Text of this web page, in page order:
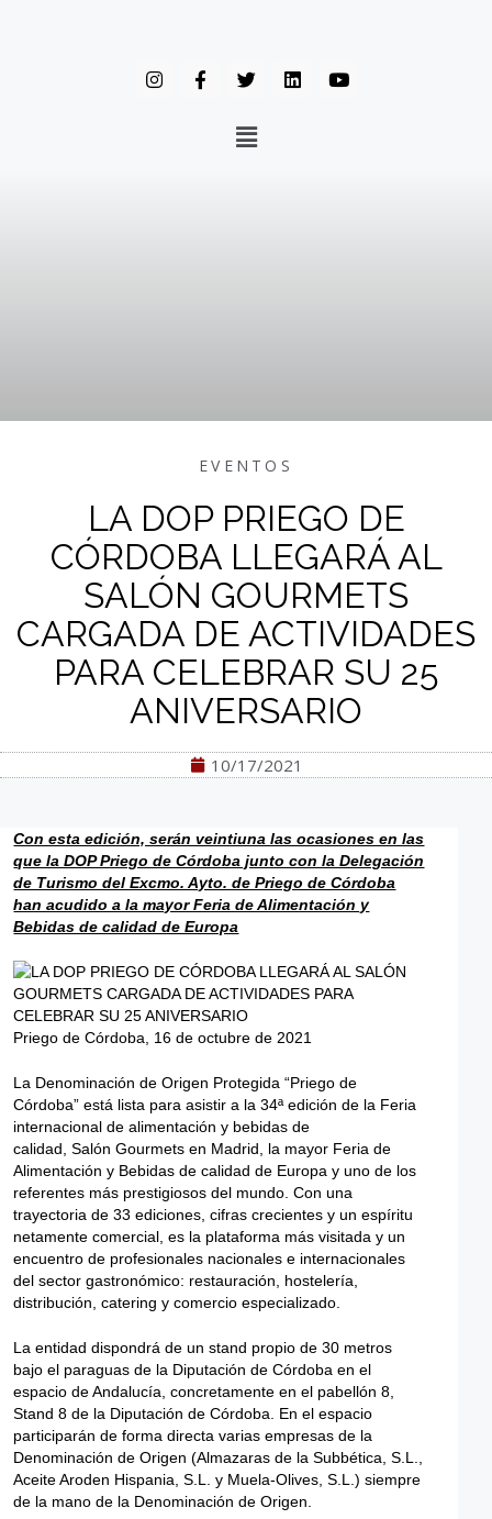
EVENTOS
LA DOP PRIEGO DE
CÓRDOBA LLEGARÁ AL
SALÓN GOURMETS
CARGADA DE ACTIVIDADES
PARA CELEBRAR SU 25
ANIVERSARIO
10/17/2021
Con esta edición, serán veintiuna las ocasiones en las
que la DOP Priego de Córdoba junto con la Delegación
de Turismo del Excmo. Ayto. de Priego de Córdoba
han acudido a la mayor Feria de Alimentación y
Bebidas de calidad de Europa
Priego de Córdoba, 16 de octubre de 2021
La Denominación de Origen Protegida “Priego de
Córdoba” está lista para asistir a la 34ª edición de la Feria
internacional de alimentación y bebidas de
calidad, Salón Gourmets en Madrid, la mayor Feria de
Alimentación y Bebidas de calidad de Europa y uno de los
referentes más prestigiosos del mundo. Con una
trayectoria de 33 ediciones, cifras crecientes y un espíritu
netamente comercial, es la plataforma más visitada y un
encuentro de profesionales nacionales e internacionales
del sector gastronómico: restauración, hostelería,
distribución, catering y comercio especializado.
La entidad dispondrá de un stand propio de 30 metros
bajo el paraguas de la Diputación de Córdoba en el
espacio de Andalucía, concretamente en el pabellón 8,
Stand 8 de la Diputación de Córdoba. En el espacio
participarán de forma directa varias empresas de la
Denominación de Origen (Almazaras de la Subbética, S.L.,
Aceite Aroden Hispania, S.L. y Muela-Olives, S.L.) siempre
de la mano de la Denominación de Origen.